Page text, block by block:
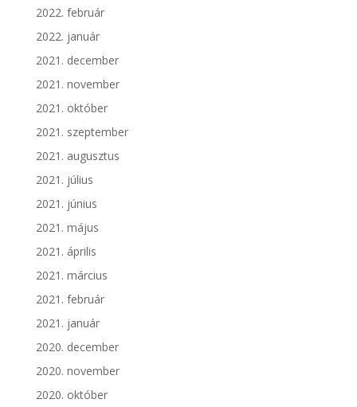
2022. február
2022. január
2021. december
2021. november
2021. október
2021. szeptember
2021. augusztus
2021. július
2021. június
2021. május
2021. április
2021. március
2021. február
2021. január
2020. december
2020. november
2020. október